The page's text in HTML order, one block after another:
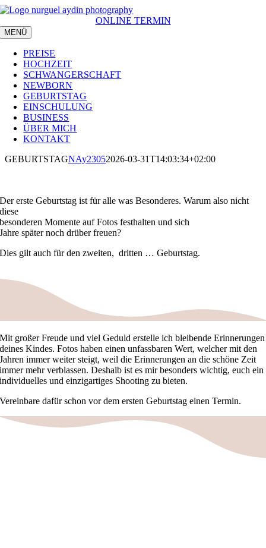
Zum
springen
ONLINE TERMIN
MENÜ
PREISE
HOCHZEIT
SCHWANGERSCHAFT
NEWBORN
GEBURTSTAG
EINSCHULUNG
BUSINESS
ÜBER MICH
KONTAKT
GEBURTSTAGNAy23052026-03-31T14:03:34+02:00
Der erste Geburtstag ist für alle was Besonderes. Warum also nicht
diese
besonderen Momente auf Fotos festhalten und sich
Jahre später noch drüber freuen?
Dies gilt auch für den zweiten, dritten … Geburtstag.
Mit großer Freude und viel Geduld erstelle ich bleibende Erinnerungen
deines Kindes. Fotos haben einen unfassbaren Wert, welcher mit den
Jahren immer weiter steigt, weil die Erinnerungen an die schöne Zeit
immer mehr verblassen. Deshalb ist es mir besonders wichtig, euch ein
individuelles und einzigartiges Shooting zu bieten.
Vereinbare dafür schon vor dem ersten Geburtstag einen Termin.